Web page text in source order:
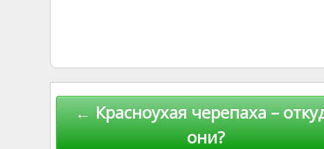
Навигация
по
← Красноухая черепаха –
они?